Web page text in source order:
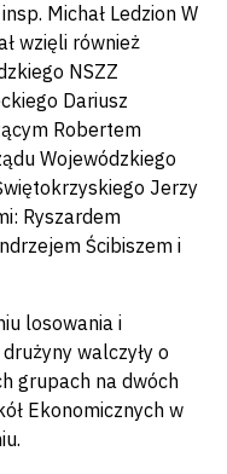
Michał Ledzion W
wzięli również
NSZZ
Dariusz
Robertem
Wojewódzkiego
Jerzy
Ryszardem
Ścibiszem i
losowania i
walczyły o
grupach na dwóch
Ekonomicznych w